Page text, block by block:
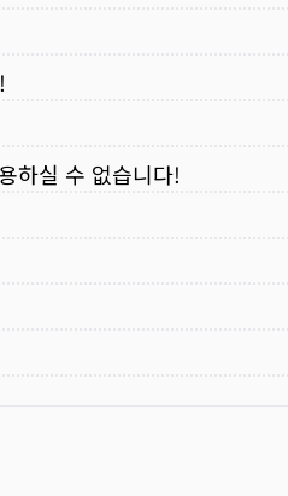
하실 수 없습니다!